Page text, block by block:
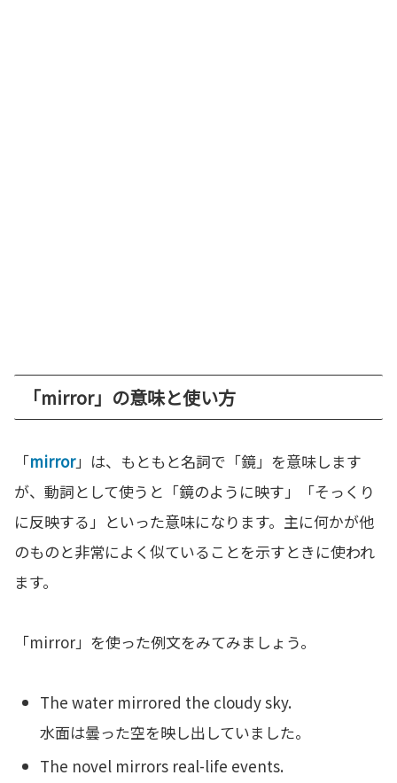
「mirror」の意味と使い方
「mirror」は、もともと名詞で「鏡」を意味します
が、動詞として使うと「鏡のように映す」「そっくり
に反映する」といった意味になります。主に何かが他
のものと非常によく似ていることを示すときに使われ
ます。
「mirror」を使った例文をみてみましょう。
The water mirrored the cloudy sky.
水面は曇った空を映し出していました。
The novel mirrors real-life events.